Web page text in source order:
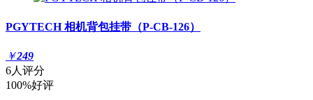
PGYTECH 相机背包挂带（P-CB-126）
￥249
6人评分
100%好评